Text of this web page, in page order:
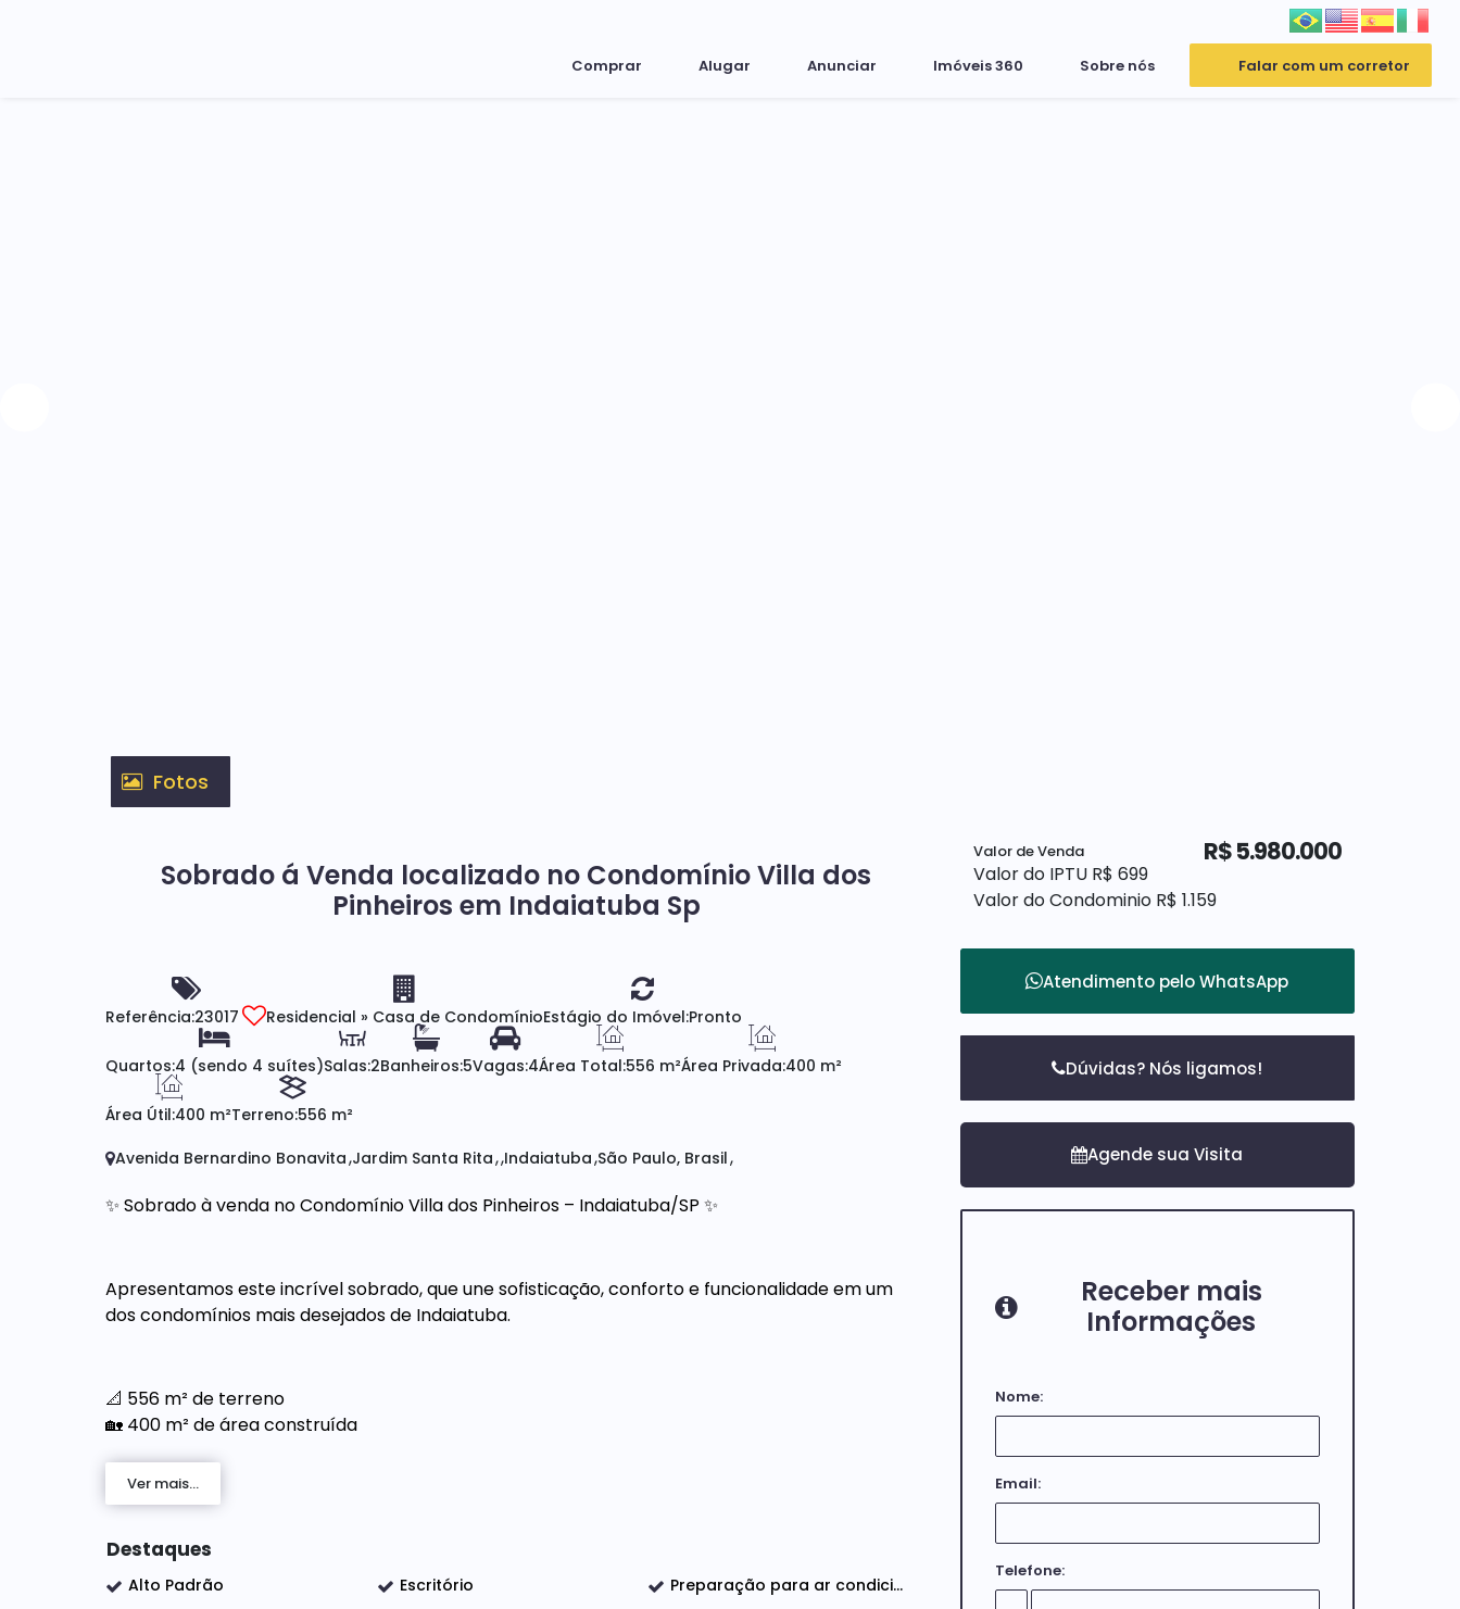
Falar com um corretor
Sobre nós
Imóveis 360
Anunciar
Alugar
Comprar
Fotos
Sobrado á Venda localizado no Condomínio Villa dos
Pinheiros em Indaiatuba Sp
Referência:23017 Residencial » Casa de CondomínioEstágio do Imóvel:Pronto
Quartos:4 (sendo 4 suítes)Salas:2Banheiros:5Vagas:4Área Total:556 m²Área Privada:400 m²
Área Útil:400 m²Terreno:556 m²
Avenida Bernardino Bonavita Jardim Santa Rita Indaiatuba São Paulo, Brasil
✨ Sobrado à venda no Condomínio Villa dos Pinheiros – Indaiatuba/SP ✨
Apresentamos este incrível sobrado, que une sofisticação, conforto e funcionalidade em um
dos condomínios mais desejados de Indaiatuba.
📐 556 m² de terreno
🏡 400 m² de área construída
✔️ 2 vagas de garagem cobertas e 2 descobertas
✔️ Espaço gourmet privativo com ilha, coifa e móveis planejados
✔️ Sauna privativa
Ver mais...
Destaques
Alto Padrão Escritório Preparação para ar condicionado
R$5.980.000
Valor de Venda
Valor do IPTU R$ 699
Valor do Condominio R$ 1.159
Atendimento peloWhatsApp
Dúvidas? Nós ligamos!
Receber mais
Informações
Nome:
Email:
Telefone: